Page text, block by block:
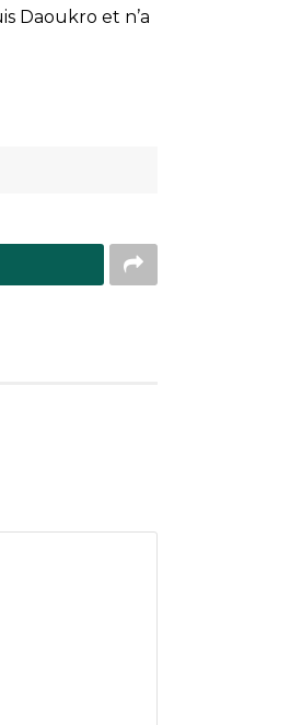
Daoukro et n’a